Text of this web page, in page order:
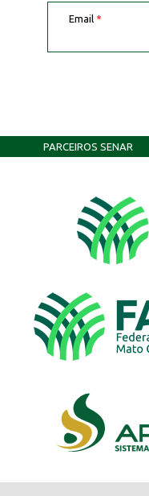
Email *
PARCEIROS SENAR